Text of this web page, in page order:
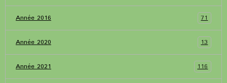
Année 2016 71
Année 2020 13
Année 2021 116